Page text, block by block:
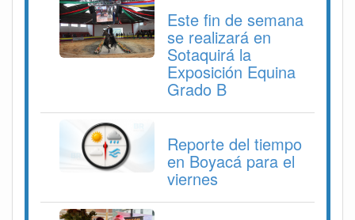
Este fin de semana
se realizará en
Sotaquirá la
Exposición Equina
Grado B
Reporte del tiempo
en Boyacá para el
viernes